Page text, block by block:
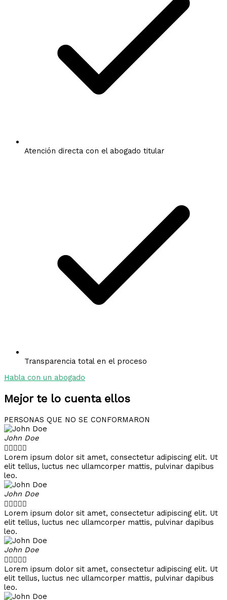
Atención directa con el abogado titular
Transparencia total en el proceso
Habla con un abogado
Mejor te lo cuenta ellos
PERSONAS QUE NO SE CONFORMARON
John Doe

Lorem ipsum dolor sit amet, consectetur adipiscing elit. Ut
elit tellus, luctus nec ullamcorper mattis, pulvinar dapibus
leo.
John Doe

Lorem ipsum dolor sit amet, consectetur adipiscing elit. Ut
elit tellus, luctus nec ullamcorper mattis, pulvinar dapibus
leo.
John Doe

Lorem ipsum dolor sit amet, consectetur adipiscing elit. Ut
elit tellus, luctus nec ullamcorper mattis, pulvinar dapibus
leo.